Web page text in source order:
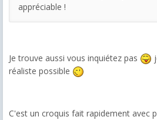
appréciable !
Je trouve aussi vous inquiétez pas
réaliste possible
C'est un croquis fait rapidement avec